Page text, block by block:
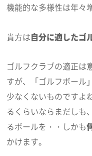
機能的な多様性は年々
貴方は自分に適したゴ
ゴルフクラブの適正は
すが、「ゴルフボール
少なくないものですよ
るくらいならまだしも
るボールを・・しかも
かけます。